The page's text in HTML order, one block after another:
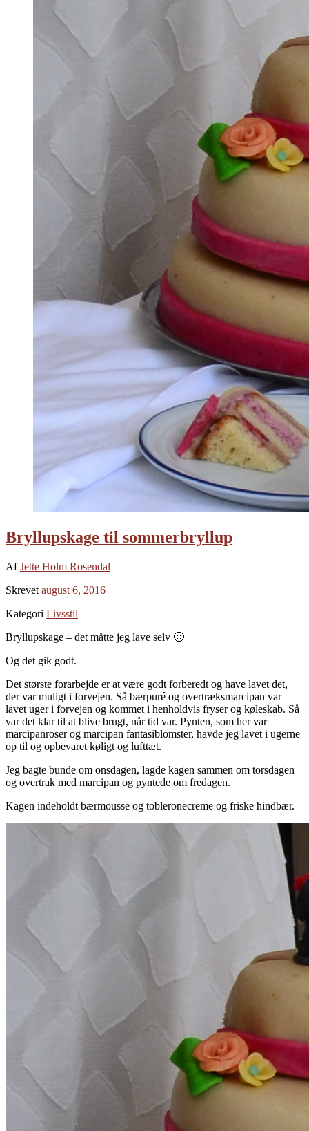
Bryllupskage til sommerbryllup
AfJette Holm Rosendal
Skrevet august 6, 2016
Kategori Livsstil
Bryllupskage – det måtte jeg lave selv 🙂
Og det gik godt.
Det største forarbejde er at være godt forberedt og have lavet det,
der var muligt i forvejen. Så bærpuré og overtræksmarcipan var
lavet uger i forvejen og kommet i henholdvis fryser og køleskab. Så
var det klar til at blive brugt, når tid var. Pynten, som her var
marcipanroser og marcipan fantasiblomster, havde jeg lavet i ugerne
op til og opbevaret køligt og lufttæt.
Jeg bagte bunde om onsdagen, lagde kagen sammen om torsdagen
og overtrak med marcipan og pyntede om fredagen.
Kagen indeholdt bærmousse og tobleronecreme og friske hindbær.